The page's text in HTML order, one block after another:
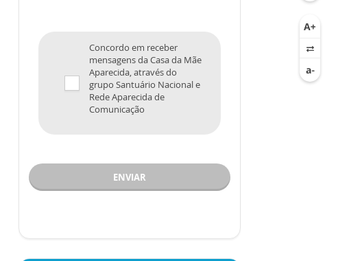
Concordo em receber
mensagens da Casa da Mãe
Aparecida, através do
grupo Santuário Nacional e
Rede Aparecida de
Comunicação
ENVIAR